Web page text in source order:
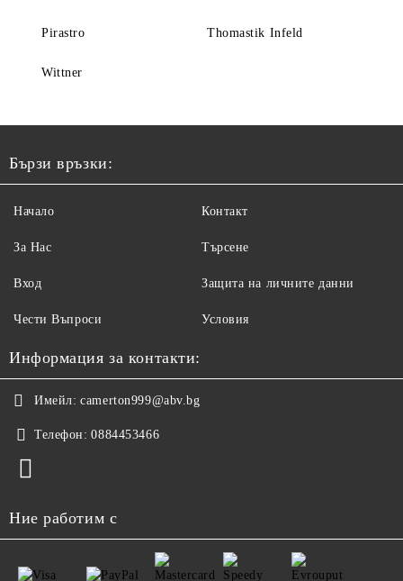
Pirastro Thomastik Infeld
Wittner
Бързи връзки:
Начало
За Нас
Вход
Чести Въпроси
Контакт
Търсене
Защита на личните данни
Условия
Информация за контакти:
Имейл: camerton999@abv.bg
Телефон: 0884453466
Ние работим с